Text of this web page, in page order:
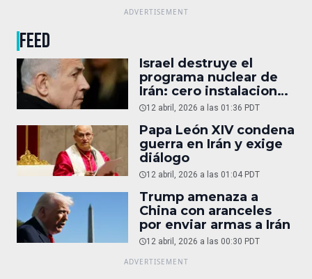
FEED
Israel destruye el
programa nuclear de
Irán: cero instalaciones
operativas
12 abril, 2026 a las 01:36 PDT
Papa León XIV condena
guerra en Irán y exige
diálogo
12 abril, 2026 a las 01:04 PDT
Trump amenaza a
China con aranceles
por enviar armas a Irán
12 abril, 2026 a las 00:30 PDT